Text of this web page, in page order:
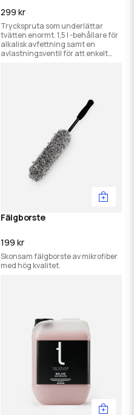
299 kr
Tryckspruta som underlättar
tvätten enormt. 1,5 l -behållare för
alkalisk avfettning samt en
avlastningsventil för att enkelt
Fälgborste
199 kr
Skonsam fälgborste av mikrofiber
med hög kvalitet.